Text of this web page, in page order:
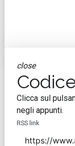
close
Clicca sul
negli appunti.
RSS link